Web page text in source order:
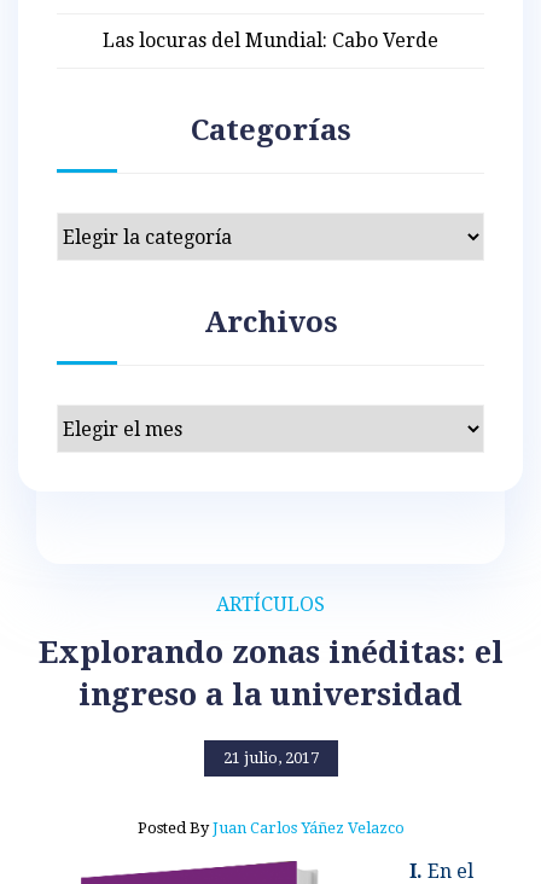
ARTÍCULOS
Explorando zonas inéditas: el
ingreso a la universidad
21 julio, 2017
Posted ByJuan Carlos Yáñez Velazco
I. En el
Las locuras del Mundial: Cabo Verde
Categorías
Categorías
Archivos
Archivos